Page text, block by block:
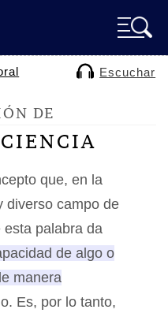
Escuchar
DE
que, en la
diverso campo de
palabra da
de algo o
manera
. Es, por lo tanto,